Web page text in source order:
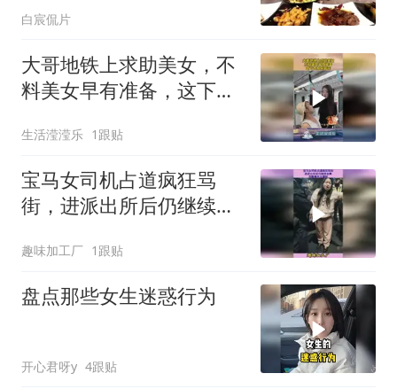
白宸侃片
大哥地铁上求助美女，不
料美女早有准备，这下大
生活滢滢乐 1跟贴
宝马女司机占道疯狂骂
街，进派出所后仍继续发
趣味加工厂 1跟贴
盘点那些女生迷惑行为
开心君呀y 4跟贴